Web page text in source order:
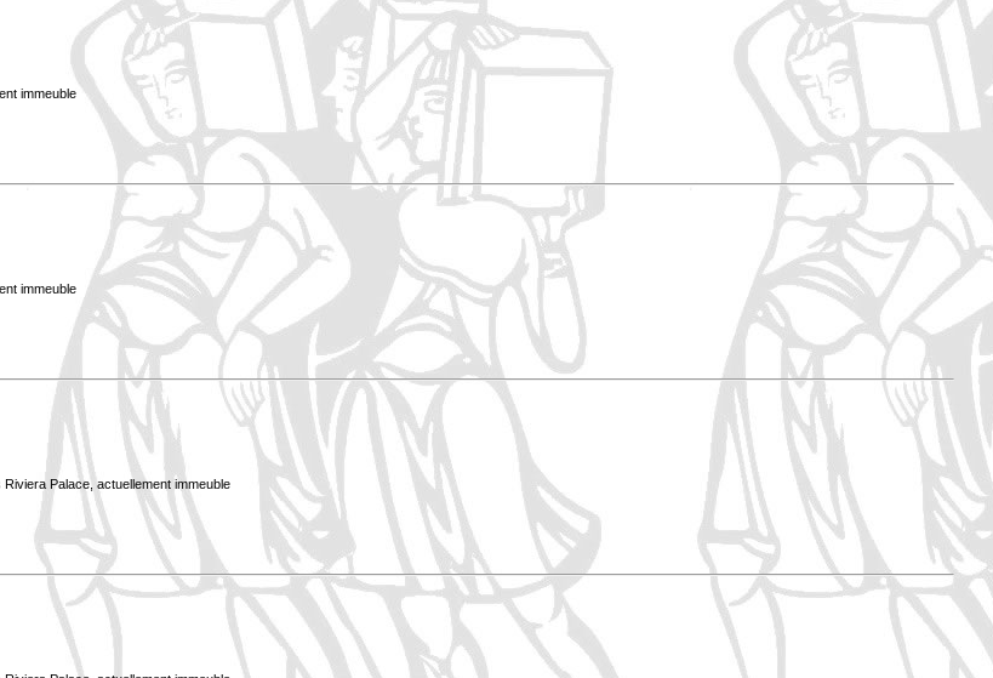
immeuble
immeuble
Palace, actuellement immeuble